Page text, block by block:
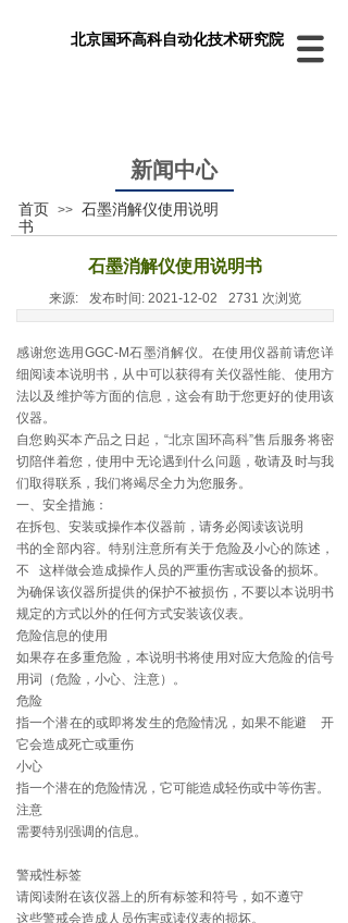
北京国环高科自动化技术研究院
新闻中心
首页 >> 石墨消解仪使用说明
书
石墨消解仪使用说明书
来源: 发布时间: 2021-12-02 2731 次浏览
感谢您选用GGC-M石墨消解仪。在使用仪器前请您详
细阅读本说明书，从中可以获得有关仪器性能、使用方
法以及维护等方面的信息，这会有助于您更好的使用该
仪器。
自您购买本产品之日起，“北京国环高科”售后服务将密
切陪伴着您，使用中无论遇到什么问题，敬请及时与我
们取得联系，我们将竭尽全力为您服务。
一、安全措施：
在拆包、安装或操作本仪器前，请务必阅读该说明
书的全部内容。特别注意所有关于危险及小心的陈述，
不 这样做会造成操作人员的严重伤害或设备的损坏。
为确保该仪器所提供的保护不被损伤，不要以本说明书
规定的方式以外的任何方式安装该仪表。
危险信息的使用
如果存在多重危险，本说明书将使用对应大危险的信号
用词（危险，小心、注意）。
危险
指一个潜在的或即将发生的危险情况，如果不能避 开
它会造成死亡或重伤
小心
指一个潜在的危险情况，它可能造成轻伤或中等伤害。
注意
需要特别强调的信息。
警戒性标签
请阅读附在该仪器上的所有标签和符号，如不遵守
这些警戒会造成人员伤害或读仪表的损坏。